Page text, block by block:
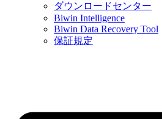
ダウンロードセンター
Biwin Intelligence
Biwin Data Recovery Tool
保証規定